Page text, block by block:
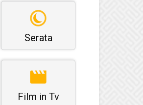
Serata
Film in Tv